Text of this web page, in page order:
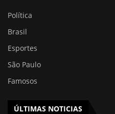
Política
Brasil
Esportes
São Paulo
Famosos
ÚLTIMAS NOTICIAS